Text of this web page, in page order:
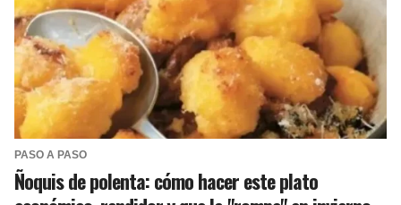
PASO A PASO
Ñoquis de polenta: cómo hacer este plato